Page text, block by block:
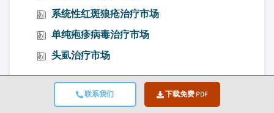
联系我们 下载免费 PDF
系统性红斑狼疮治疗市场
单纯疱疹病毒治疗市场
头虱治疗市场
跳转到内容